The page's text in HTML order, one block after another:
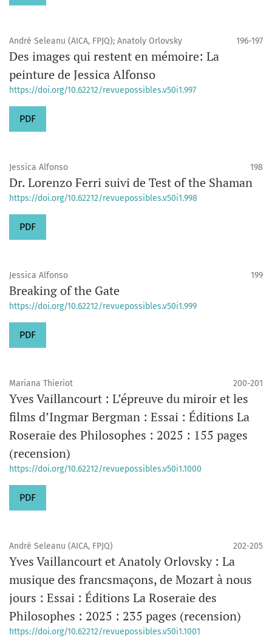
André Seleanu (AICA, FPJQ); Anatoly Orlovsky 196-197
Des images qui restent en mémoire: La
peinture de Jessica Alfonso
https://doi.org/10.62212/revuepossibles.v50i1.997
PDF
Jessica Alfonso 198
Dr. Lorenzo Ferri suivi de Test of the Shaman
https://doi.org/10.62212/revuepossibles.v50i1.998
PDF
Jessica Alfonso 199
Breaking of the Gate
https://doi.org/10.62212/revuepossibles.v50i1.999
PDF
Mariana Thieriot 200-201
Yves Vaillancourt : L’épreuve du miroir et les
films d’Ingmar Bergman : Essai : Éditions La
Roseraie des Philosophes : 2025 : 155 pages
(recension)
https://doi.org/10.62212/revuepossibles.v50i1.1000
PDF
André Seleanu (AICA, FPJQ) 202-205
Yves Vaillancourt et Anatoly Orlovsky : La
musique des francsmaçons, de Mozart à nous
jours : Essai : Éditions La Roseraie des
Philosophes : 2025 : 235 pages (recension)
https://doi.org/10.62212/revuepossibles.v50i1.1001